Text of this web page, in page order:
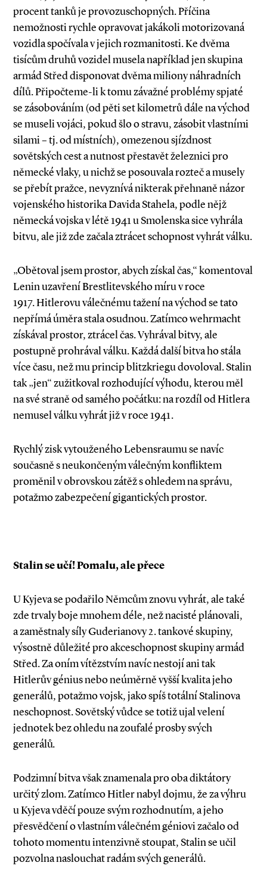
procent tanků je provozuschopných. Příčina
nemožnosti rychle opravovat jakákoli motorizovaná
vozidla spočívala v jejich rozmanitosti. Ke dvěma
tisícům druhů vozidel musela například jen skupina
armád Střed disponovat dvěma miliony náhradních
dílů. Připočteme­-li k tomu závažné problémy spjaté
se zásobováním (od pěti set kilometrů dále na východ
se museli vojáci, pokud šlo o stravu, zásobit vlastními
silami – tj. od místních), omezenou sjízdnost
sovětských cest a nutnost přestavět železnici pro
německé vlaky, u nichž se posouvala rozteč a musely
se přebít pražce, nevyznívá nikterak přehnaně názor
vojenského historika Davida Stahela, podle nějž
německá vojska v létě 1941 u Smolenska sice vyhrála
bitvu, ale již zde začala ztrácet schopnost vyhrát válku.
„Obětoval jsem prostor, abych získal čas,“ komentoval
Lenin uzavření Brestlitevského míru v roce
1917. Hitlerovu válečnému tažení na východ se tato
nepřímá úměra stala osudnou. Zatímco wehrmacht
získával prostor, ztrácel čas. Vyhrával bitvy, ale
postupně prohrával válku. Každá další bitva ho stála
více času, než mu princip blitzkriegu dovoloval. Stalin
tak „jen“ zužitkoval rozhodující výhodu, kterou měl
na své straně od samého počátku: na rozdíl od Hitlera
nemusel válku vyhrát již v roce 1941.
Rychlý zisk vytouženého Lebensraumu se navíc
současně s neukončeným válečným konfliktem
proměnil v obrovskou zátěž s ohledem na správu,
potažmo zabezpečení gigantických prostor.
Stalin se učí! Pomalu, ale přece
U Kyjeva se podařilo Němcům znovu vyhrát, ale také
zde trvaly boje mnohem déle, než nacisté plánovali,
a zaměstnaly síly Guderia­novy 2. tankové skupiny,
výsostně důležité pro akceschopnost skupiny armád
Střed. Za oním vítězstvím navíc nestojí ani tak
Hitlerův génius nebo neúměrně vyšší kvalita jeho
generálů, potažmo vojsk, jako spíš totální Stalinova
neschopnost. Sovětský vůdce se totiž ujal velení
jednotek bez ohledu na zoufalé prosby svých
generálů.
Podzimní bitva však znamenala pro oba diktátory
určitý zlom. Zatímco Hitler nabyl dojmu, že za výhru
u Kyjeva vděčí pouze svým rozhodnutím, a jeho
přesvědčení o vlastním válečném géniovi začalo od
tohoto momentu intenzivně stoupat, Stalin se učil
pozvolna naslouchat radám svých generálů.